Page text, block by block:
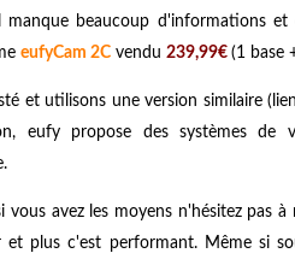
manque beaucoup d'informations
eufyCam 2C vendu 239,99€ (1 base
et utilisons une version similaire
eufy propose des systèmes
vous avez les moyens n'hésitez pas
et plus c'est performant. Même si